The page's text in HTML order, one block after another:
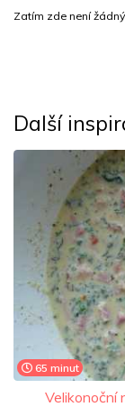
Zatím zde není
Další
65 minut
Velikonoční